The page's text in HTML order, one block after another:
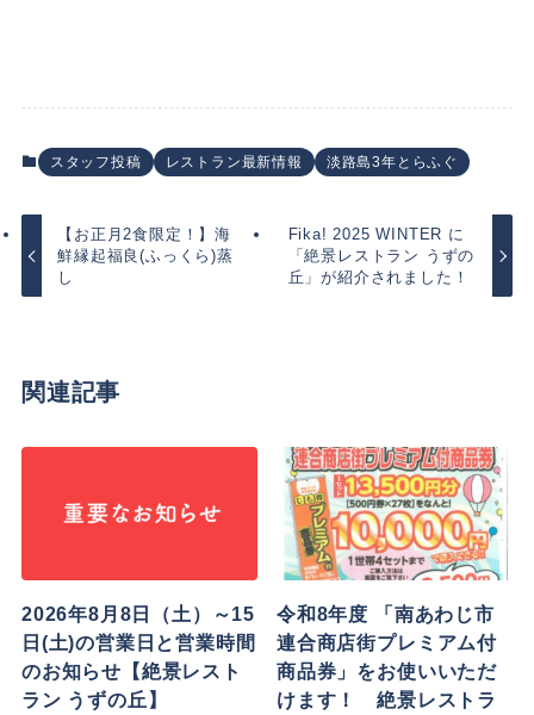
スタッフ投稿 レストラン最新情報 淡路島3年とらふぐ
【お正月2食限定！】海
鮮縁起福良(ふっくら)蒸
し
Fika! 2025 WINTER に
「絶景レストラン うずの
丘」が紹介されました！
関連記事
2026年8月8日（土）～15
日(土)の営業日と営業時間
のお知らせ【絶景レスト
ラン うずの丘】
令和8年度 「南あわじ市
連合商店街プレミアム付
商品券」をお使いいただ
けます！ 絶景レストラ